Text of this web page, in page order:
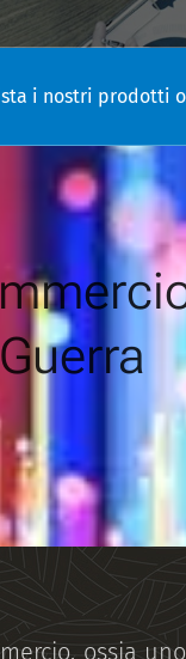
i nostri prodotti
ossia